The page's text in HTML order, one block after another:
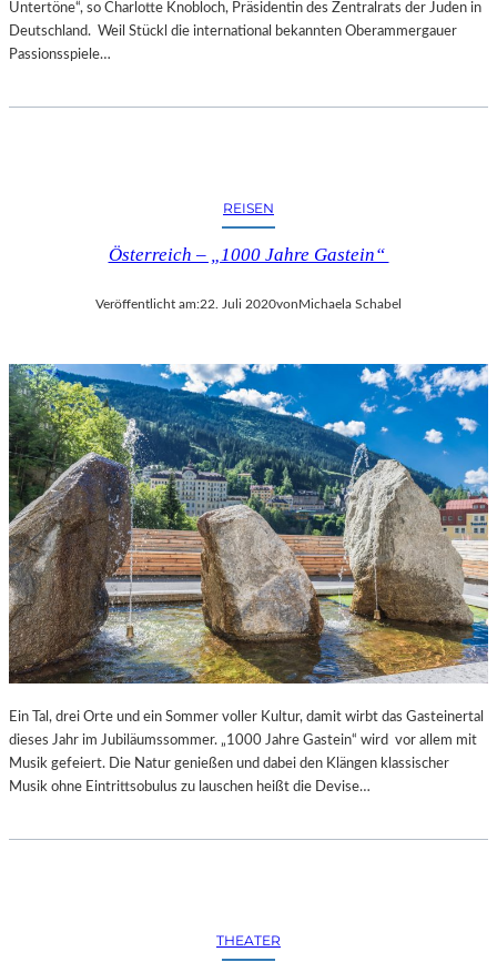
Untertöne“, so Charlotte Knobloch, Präsidentin des Zentralrats der Juden in
Deutschland. Weil Stückl die international bekannten Oberammergauer
Passionsspiele…
REISEN
Österreich – „1000 Jahre Gastein“
Veröffentlicht am:22. Juli 2020vonMichaela Schabel
Ein Tal, drei Orte und ein Sommer voller Kultur, damit wirbt das Gasteinertal
dieses Jahr im Jubiläumssommer. „1000 Jahre Gastein“ wird vor allem mit
Musik gefeiert. Die Natur genießen und dabei den Klängen klassischer
Musik ohne Eintrittsobulus zu lauschen heißt die Devise…
THEATER